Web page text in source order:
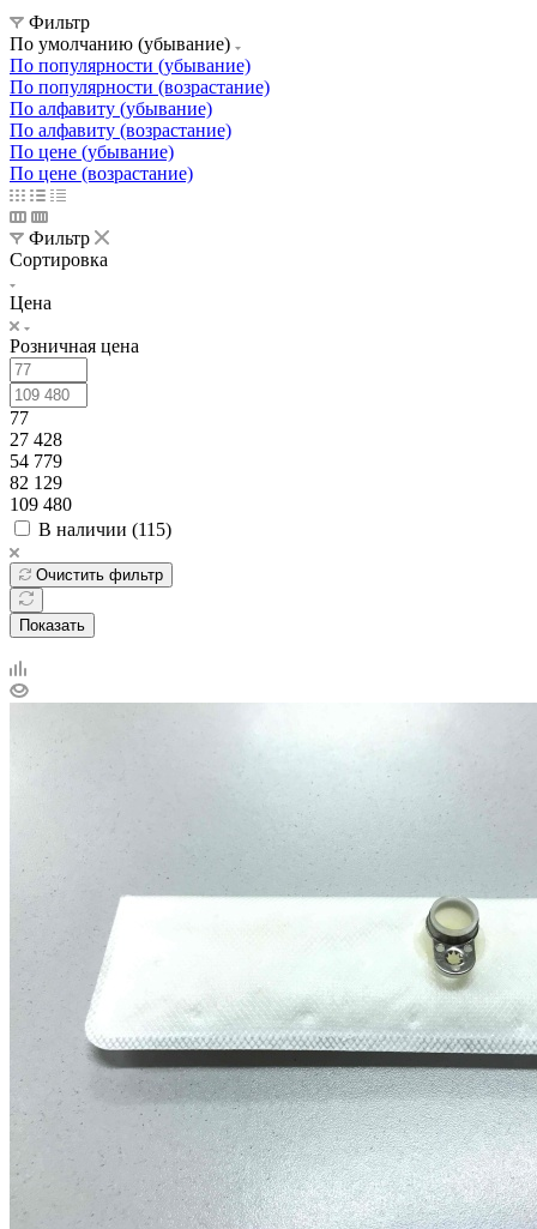
Фильтр
По умолчанию (убывание)
По популярности (убывание)
По популярности (возрастание)
По алфавиту (убывание)
По алфавиту (возрастание)
По цене (убывание)
По цене (возрастание)
Фильтр
Сортировка
Цена
Розничная цена
77
27 428
54 779
82 129
109 480
В наличии (115)
Очистить фильтр
Показать